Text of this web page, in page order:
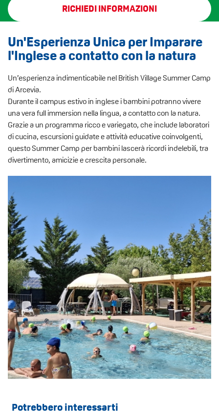
RICHIEDI INFORMAZIONI
Un'Esperienza Unica per Imparare
l'Inglese a contatto con la natura
Un’esperienza indimenticabile nel British Village Summer Camp
di Arcevia.
Durante il campus estivo in inglese i bambini potranno vivere
una vera full immersion nella lingua, a contatto con la natura.
Grazie a un programma ricco e variegato, che include laboratori
di cucina, escursioni guidate e attività educative coinvolgenti,
questo Summer Camp per bambini lascerà ricordi indelebili, tra
divertimento, amicizie e crescita personale.
Potrebbero interessarti